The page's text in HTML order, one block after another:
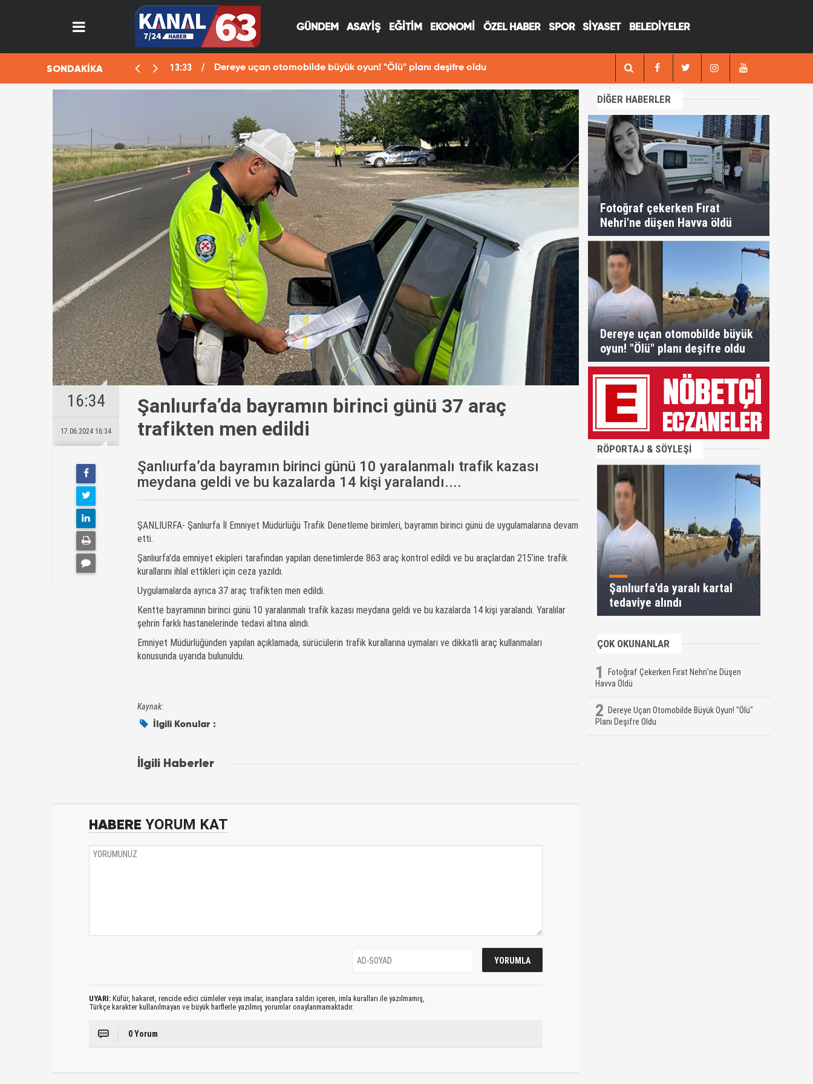
GÜNDEM ASAYİŞ EĞİTİM EKONOMİ ÖZEL HABER SPOR SİYASET BELEDİYELER
SONDAKİKA 13:33 Dereye uçan otomobilde büyük oyun! "Ölü" planı deşifre oldu Fotoğraf çekerken Fırat Nehri'ne düşen
16:34
17.06.2024 16:34
Şanlıurfa’da bayramın birinci günü 37 araç
trafikten men edildi
Şanlıurfa’da bayramın birinci günü 10 yaralanmalı trafik kazası
meydana geldi ve bu kazalarda 14 kişi yaralandı....
ŞANLIURFA- Şanlıurfa İl Emniyet Müdürlüğü Trafik Denetleme birimleri, bayramın birinci günü de uygulamalarına devam
etti.
Şanlıurfa'da emniyet ekipleri tarafından yapılan denetimlerde 863 araç kontrol edildi ve bu araçlardan 215’ine trafik
kurallarını ihlal ettikleri için ceza yazıldı.
Uygulamalarda ayrıca 37 araç trafikten men edildi.
Kentte bayramının birinci günü 10 yaralanmalı trafik kazası meydana geldi ve bu kazalarda 14 kişi yaralandı. Yaralılar
şehrin farklı hastanelerinde tedavi altına alındı.
Emniyet Müdürlüğünden yapılan açıklamada, sürücülerin trafik kurallarına uymaları ve dikkatli araç kullanmaları
konusunda uyarıda bulunuldu.
Kaynak:
İlgili Konular :
İlgili Haberler
HABERE YORUM KAT
UYARI: Küfür, hakaret, rencide edici cümleler veya imalar, inançlara saldırı içeren, imla kuralları ile yazılmamış,
Türkçe karakter kullanılmayan ve büyük harflerle yazılmış yorumlar onaylanmamaktadır.
0 Yorum
DİĞER HABERLER
Fotoğraf çekerken Fırat
Nehri'ne düşen Havva öldü
Dereye uçan otomobilde büyük
oyun! "Ölü" planı deşifre oldu
RÖPORTAJ & SÖYLEŞİ
Şanlıurfa'da yaralı kartal
tedaviye alındı
ÇOK OKUNANLAR
1
Fotoğraf Çekerken Fırat Nehri'ne Düşen
Havva Öldü
2
Dereye Uçan Otomobilde Büyük Oyun! "Ölü"
Planı Deşifre Oldu